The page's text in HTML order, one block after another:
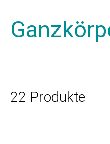
22 Produkte